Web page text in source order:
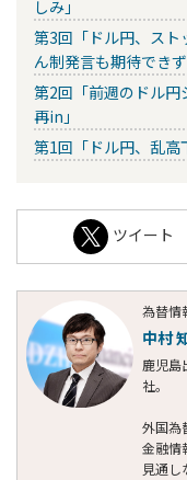
しみ」
第3回「ドル円、ス
ん制発言も期待できず
第2回「前週のドル
再in」
第1回「ドル円、乱
ツイート
為替
中村
鹿児島
社。
外国為
金融情
見通し